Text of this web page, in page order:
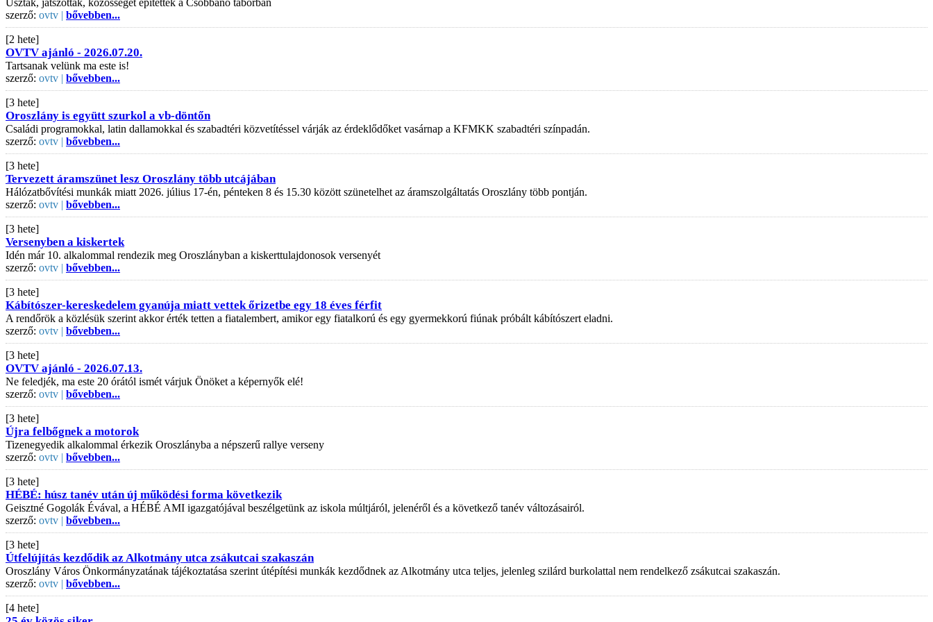
szerző: ovtv | bővebben...
[2 hete]
OVTV ajánló - 2026.07.20.
Tartsanak velünk ma este is!
szerző: ovtv | bővebben...
[3 hete]
Oroszlány is együtt szurkol a vb-döntőn
Családi programokkal, latin dallamokkal és szabadtéri közvetítéssel várják az érdeklődőket vasárnap a KFMKK szabadtéri színpadán.
szerző: ovtv | bővebben...
[3 hete]
Tervezett áramszünet lesz Oroszlány több utcájában
Hálózatbővítési munkák miatt 2026. július 17-én, pénteken 8 és 15.30 között szünetelhet az áramszolgáltatás Oroszlány több pontján.
szerző: ovtv | bővebben...
[3 hete]
Versenyben a kiskertek
Idén már 10. alkalommal rendezik meg Oroszlányban a kiskerttulajdonosok versenyét
szerző: ovtv | bővebben...
[3 hete]
Kábítószer-kereskedelem gyanúja miatt vettek őrizetbe egy 18 éves férfit
A rendőrök a közlésük szerint akkor érték tetten a fiatalembert, amikor egy fiatalkorú és egy gyermekkorú fiúnak próbált kábítószert eladni.
szerző: ovtv | bővebben...
[3 hete]
OVTV ajánló - 2026.07.13.
Ne feledjék, ma este 20 órától ismét várjuk Önöket a képernyők elé!
szerző: ovtv | bővebben...
[3 hete]
Újra felbőgnek a motorok
Tizenegyedik alkalommal érkezik Oroszlányba a népszerű rallye verseny
szerző: ovtv | bővebben...
[3 hete]
HÉBÉ: húsz tanév után új működési forma következik
Geisztné Gogolák Évával, a HÉBÉ AMI igazgatójával beszélgetünk az iskola múltjáról, jelenéről és a következő tanév változásairól.
szerző: ovtv | bővebben...
[3 hete]
Útfelújítás kezdődik az Alkotmány utca zsákutcai szakaszán
Oroszlány Város Önkormányzatának tájékoztatása szerint útépítési munkák kezdődnek az Alkotmány utca teljes, jelenleg szilárd burkolattal nem rendelkező zsákutcai szakaszán.
szerző: ovtv | bővebben...
[4 hete]